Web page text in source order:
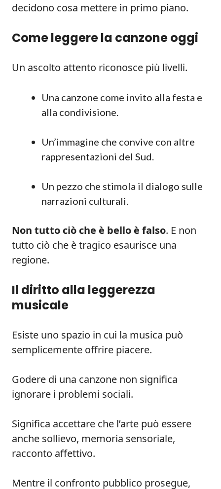
decidono cosa mettere in primo piano.
Come leggere la canzone oggi
Un ascolto attento riconosce più livelli.
Una canzone come invito alla festa e
alla condivisione.
Un’immagine che convive con altre
rappresentazioni del Sud.
Un pezzo che stimola il dialogo sulle
narrazioni culturali.
Non tutto ciò che è bello è falso. E non
tutto ciò che è tragico esaurisce una
regione.
Il diritto alla leggerezza
musicale
Esiste uno spazio in cui la musica può
semplicemente offrire piacere.
Godere di una canzone non significa
ignorare i problemi sociali.
Significa accettare che l’arte può essere
anche sollievo, memoria sensoriale,
racconto affettivo.
Mentre il confronto pubblico prosegue,